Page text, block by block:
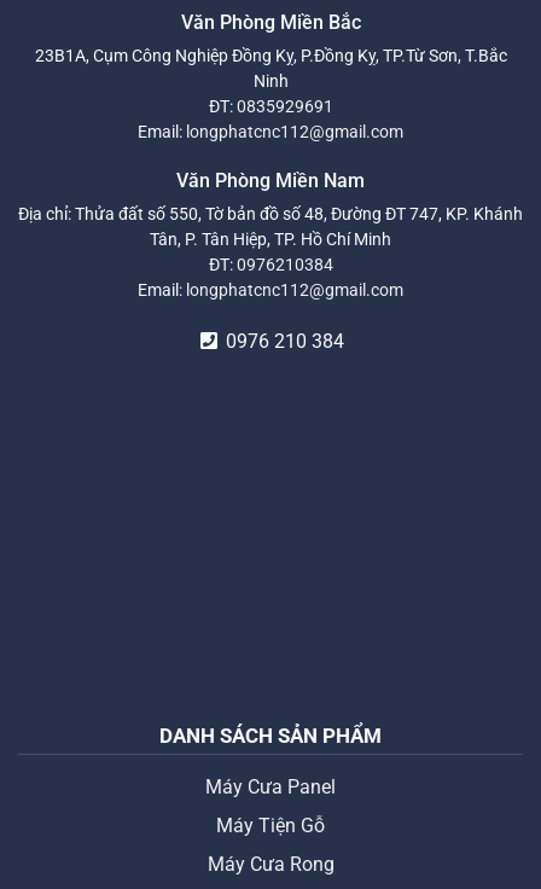
Văn Phòng Miền Bắc
23B1A, Cụm Công Nghiệp Đồng Kỵ, P.Đồng Kỵ, TP.Từ Sơn, T.Bắc
Ninh
ĐT:0835929691
Email: longphatcnc112@gmail.com
Văn Phòng Miền Nam
Địa chỉ: Thửa đất số 550, Tờ bản đồ số 48, Đường ĐT 747, KP. Khánh
Tân, P. Tân Hiệp, TP. Hồ Chí Minh
ĐT:0976210384
Email: longphatcnc112@gmail.com
0976 210 384
DANH SÁCH SẢN PHẨM
Máy Cưa Panel
Máy Tiện Gỗ
Máy Cưa Rong